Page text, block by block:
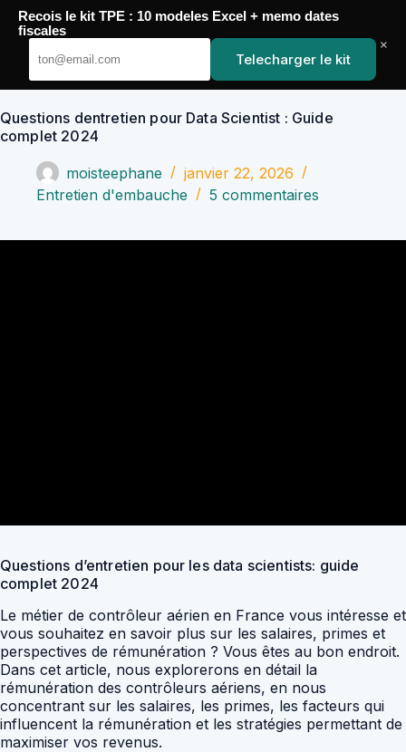
Passer
contenu
YoupiJobs
Questions dentretien pour Data Scientist : Guide
complet 2024
moisteephane
janvier 22, 2026
Entretien d'embauche
5 commentaires
Questions d’entretien pour les data scientists: guide
complet 2024
Le métier de contrôleur aérien en France vous intéresse et
vous souhaitez en savoir plus sur les salaires, primes et
perspectives de rémunération ? Vous êtes au bon endroit.
Dans cet article, nous explorerons en détail la
rémunération des contrôleurs aériens, en nous
concentrant sur les salaires, les primes, les facteurs qui
influencent la rémunération et les stratégies permettant de
maximiser vos revenus.
Recois le kit TPE : 10 modeles Excel + memo dates
fiscales
Telecharger le kit
×